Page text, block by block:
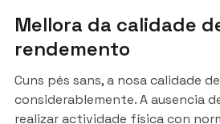
Mellora da calidade
rendemento
Cuns pés sans, a nosa calidade
considerablemente. A ausencia
realizar actividade física con